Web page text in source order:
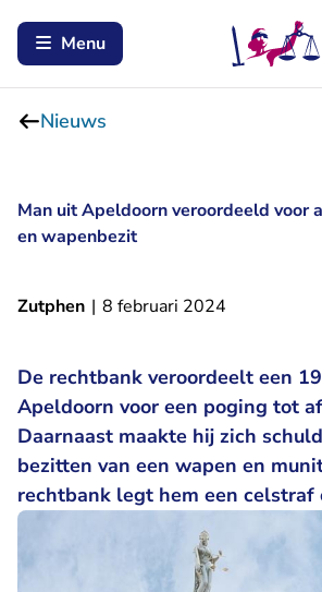
Menu
Nieuws
Man uit Apeldoorn veroordeeld voor
en wapenbezit
Zutphen | 8 februari 2024
De rechtbank veroordeelt een
Apeldoorn voor een poging tot
Daarnaast maakte hij zich
bezitten van een wapen en
rechtbank legt hem een celstraf